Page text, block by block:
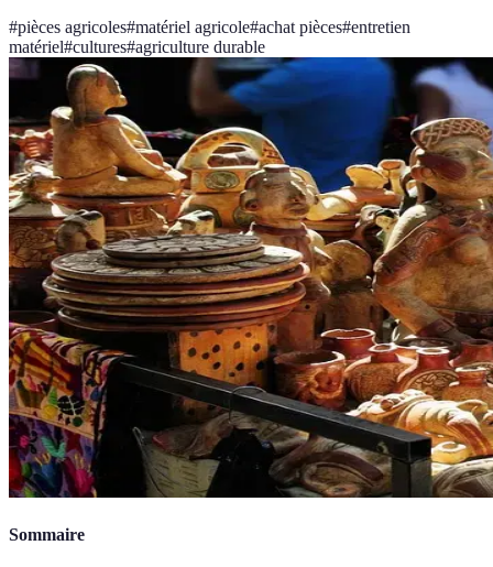
#pièces agricoles#matériel agricole#achat pièces#entretien
matériel#cultures#agriculture durable
Sommaire